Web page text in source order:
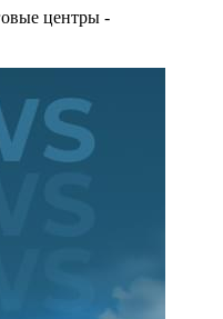
центры -